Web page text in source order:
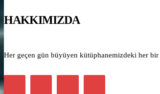
HAKKIMIZDA
Her geçen gün büyüyen kütüphanemizdeki her